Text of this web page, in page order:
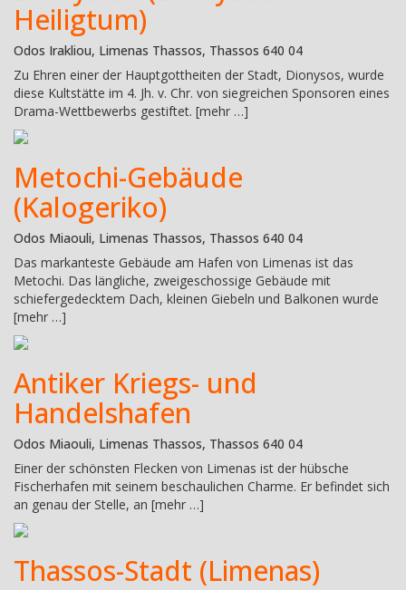
Heiligtum)
Odos Irakliou, Limenas Thassos, Thassos 640 04
Zu Ehren einer der Hauptgottheiten der Stadt, Dionysos, wurde
diese Kultstätte im 4. Jh. v. Chr. von siegreichen Sponsoren eines
Drama-Wettbewerbs gestiftet. [mehr …]
Metochi-Gebäude
(Kalogeriko)
Odos Miaouli, Limenas Thassos, Thassos 640 04
Das markanteste Gebäude am Hafen von Limenas ist das
Metochi. Das längliche, zweigeschossige Gebäude mit
schiefergedecktem Dach, kleinen Giebeln und Balkonen wurde
[mehr …]
Antiker Kriegs- und
Handelshafen
Odos Miaouli, Limenas Thassos, Thassos 640 04
Einer der schönsten Flecken von Limenas ist der hübsche
Fischerhafen mit seinem beschaulichen Charme. Er befindet sich
an genau der Stelle, an [mehr …]
Thassos-Stadt (Limenas)